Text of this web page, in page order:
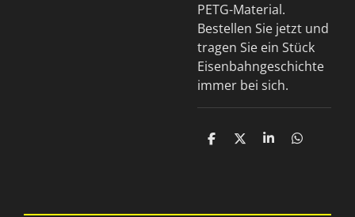
PETG-Material.
Bestellen Sie jetzt und
tragen Sie ein Stück
Eisenbahngeschichte
immer bei sich.
T
T
T
T